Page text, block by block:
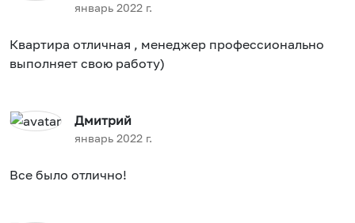
январь 2022 г.
Квартира отличная , менеджер профессионально
выполняет свою работу)
Дмитрий
январь 2022 г.
Все было отлично!